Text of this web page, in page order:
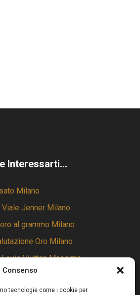
Consenso
tecnologie come i cookie per
Interessarti...
Milano
Viale Jenner Milano
al grammo Milano
Oro Milano
Vuitton Massima
Milano